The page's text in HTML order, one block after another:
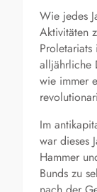
Wie jedes
Aktivitäten
alljährliche
wie immer
Im
war dieses
Hammer
Bunds zu